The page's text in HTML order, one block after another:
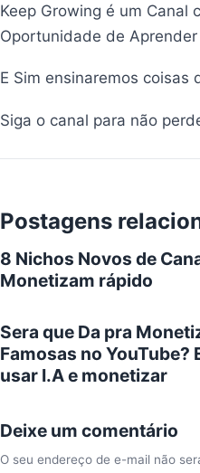
Keep Growing é um Canal
Oportunidade de
E Sim ensinaremos coisas
Siga o canal para não
Postagens
8 Nichos Novos de
Monetizam rápido
Sera que Da pra
Famosas no YouTube?
usar I.A e monetizar
Deixe um comentário
O seu endereço de e-mail não